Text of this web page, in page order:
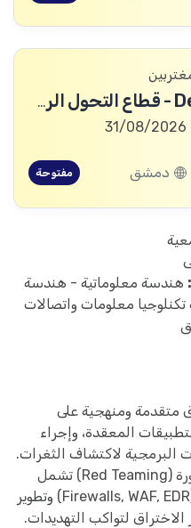
أخصائي DevOps - قطاع التحول الرقمي
دمشق مفتوحة
هندسة معلوماتية - هندسة
معلومات واتصالات
متقدمة ومنهجية على
المعقدة، وإجراء
البرمجية لاكتشاف الثغرات.
محاكاة هجمات متطورة (Red Teaming) تشمل
تجاوز أنظمة الحماية (Firewalls, WAF, EDR) وتطوير
الاختراق لتواكب التهديدات.